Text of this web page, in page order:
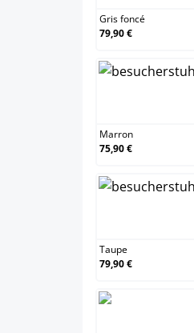
Gris foncé
79,90 €
Marron
75,90 €
Taupe
79,90 €